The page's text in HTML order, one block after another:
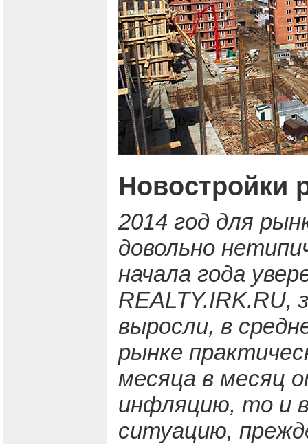
Новостройки
2014 год для
довольно
начала года
REALTY.IRK.RU,
выросли, в
рынке
месяца в месяц
инфляцию, то и
ситуацию,